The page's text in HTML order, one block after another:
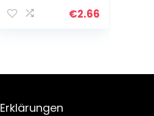
weiß, 3 X 14 X€2.66
Erklärungen